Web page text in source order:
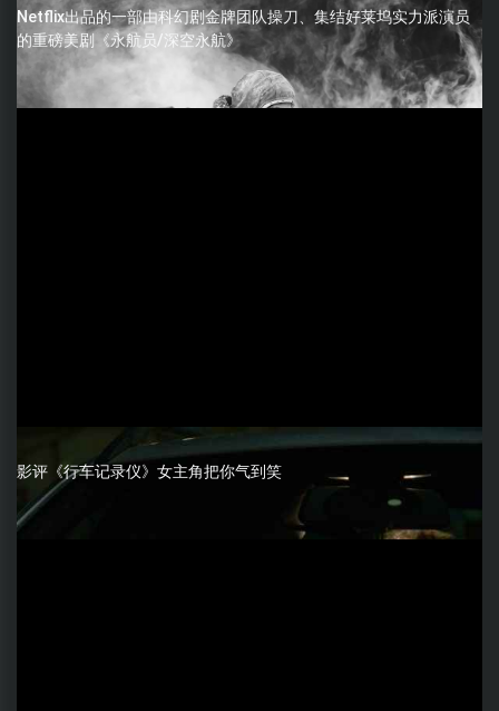
Netflix出品的一部由科幻剧金牌团队操刀、集结好莱坞实力派演员
的重磅美剧《永航员/深空永航》
影评《行车记录仪》女主角把你气到笑